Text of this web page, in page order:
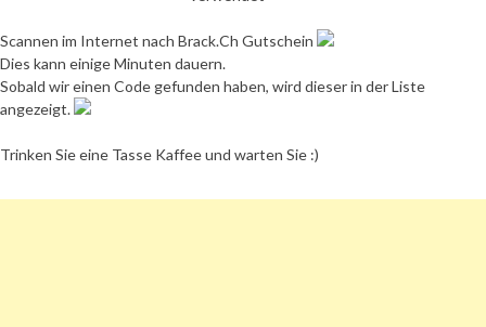
Scannen im Internet nach Brack.Ch Gutschein
Dies kann einige Minuten dauern.
Sobald wir einen Code gefunden haben, wird dieser in der Liste
angezeigt.
Trinken Sie eine Tasse Kaffee und warten Sie :)